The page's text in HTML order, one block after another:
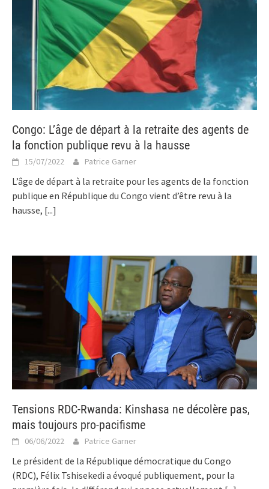
Congo: L’âge de départ à la retraite des agents de
la fonction publique revu à la hausse
15/07/2022 Patrice Garner
L’âge de départ à la retraite pour les agents de la fonction
publique en République du Congo vient d’être revu à la
hausse, [...]
Tensions RDC-Rwanda: Kinshasa ne décolère pas,
mais toujours pro-pacifisme
06/06/2022 Patrice Garner
Le président de la République démocratique du Congo
(RDC), Félix Tshisekedi a évoqué publiquement, pour la